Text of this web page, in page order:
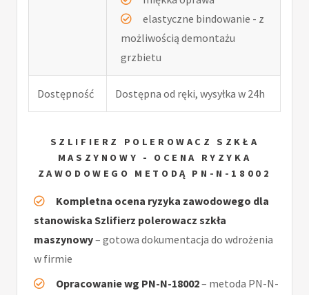
elastyczne bindowanie - z
możliwością demontażu
grzbietu
Dostępność Dostępna od ręki, wysyłka w 24h
SZLIFIERZ POLEROWACZ SZKŁA
MASZYNOWY - OCENA RYZYKA
ZAWODOWEGO METODĄ PN-N-18002
Kompletna ocena ryzyka zawodowego dla
stanowiska Szlifierz polerowacz szkła
maszynowy– gotowa dokumentacja do wdrożenia
w firmie
Opracowanie wg PN-N-18002– metoda PN-N-